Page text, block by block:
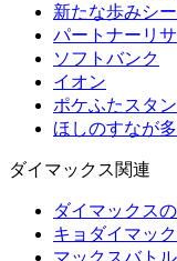
新たな歩みシ
パートナーリ
ソフトバンク
イオン
ポケふたスタ
ほしのすなが
ダイマックス関連
ダイマックス
キョダイマッ
マックスバト